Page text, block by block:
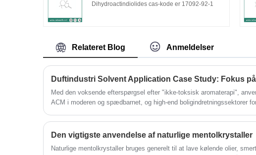
Dihydroactindiolides cas-kode er 17092-92-1
Relateret Blog Anmeldelser
Med den voksende efterspørgsel efter "ikke-toksisk aromaterapi",
ACM i moderen og spædbarnet, og high-end boligindretningssektorer
aromaterapi" yderligere udvidet nichemarkedet.
Den vigtigste anvendelse af naturlige mentolkrystaller
Naturlige mentolkrystaller bruges generelt til at lave kølende olier,